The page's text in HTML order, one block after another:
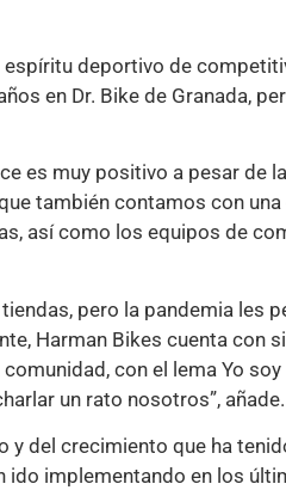
espíritu deportivo de
en Dr. Bike de Granada,
es muy positivo a pesar de
también contamos con
así como los equipos de
pero la pandemia les
Harman Bikes cuenta con
con el lema Yo
un rato nosotros”, añade.
y del crecimiento que ha
ido implementando en los